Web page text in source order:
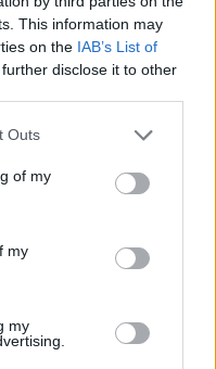
This information may
on the IAB’s List of
disclose it to other
one or more Google
You may click to
its third-party tags to
in below Google
Outs
of my
my
my
A BELVÁROS:
GYŐRI BAROKK